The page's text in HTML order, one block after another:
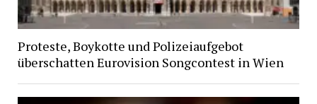
Proteste, Boykotte und Polizeiaufgebot
überschatten Eurovision Songcontest in Wien